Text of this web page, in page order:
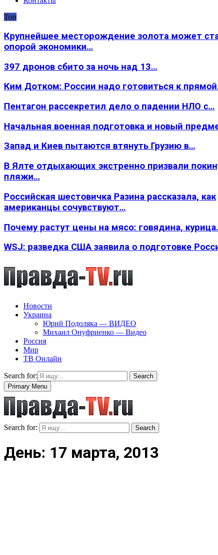
Топ
Крупнейшее месторождение золота может
опорой экономики…
397 дронов сбито за ночь над 13…
Ким Дотком: России надо готовиться к
Пентагон рассекретил дело о падении НЛО с…
Начальная военная подготовка и новый
Запад и Киев пытаются втянуть Грузию в…
В Ялте отдыхающих экстренно призвали
пляжи…
Российская шестовичка Разина рассказала, как
американцы сочувствуют…
Почему растут цены на мясо: говядина,
WSJ: разведка США заявила о подготовке
Новости
Украина
Юрий Подоляка — ВИДЕО
Михаил Онуфриенко — Видео
Россия
Мир
ТВ Онлайн
Search for:
Search
Primary Menu
Search for: Search
День: 17 марта, 2013